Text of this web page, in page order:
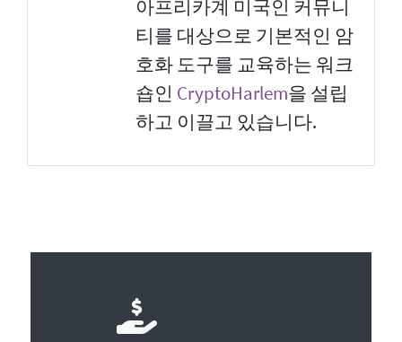
아프리카계 미국인 커뮤니
티를 대상으로 기본적인 암
호화 도구를 교육하는 워크
숍인 CryptoHarlem을 설립
하고 이끌고 있습니다.